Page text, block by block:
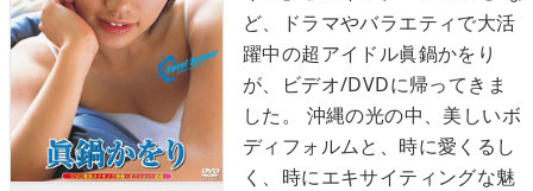
Blu-ray
サンプル動画
イベント情報
ど、ドラマやバラエティで大活
躍中の超アイドル眞鍋かをり
が、ビデオ/DVDに帰ってきま
した。 沖縄の光の中、美しいボ
ディフォルムと、時に愛くるし
く、時にエキサイティングな魅